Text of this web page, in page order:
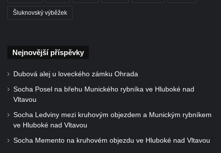
Boží muka v parku před domem čp. 17 v
Sochy „Klaun a dívenka“ v parku v centru
Hrobčic
Mirošovicích
Šluknovský výběžek
Nejnovější příspěvky
Dubová alej u loveckého zámku Ohrada
Socha Posel na břehu Munického rybníka ve Hluboké nad
Vltavou
Socha Ledviny mezi kruhovým objezdem a Munickým rybníkem
ve Hluboké nad Vltavou
Socha Memento na kruhovém objezdu ve Hluboké nad Vltavou